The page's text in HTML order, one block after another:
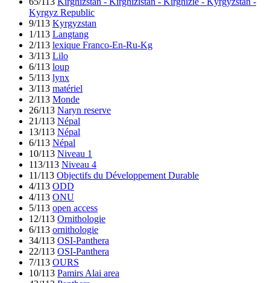
Kyrgyz Republic
9/113 Kyrgyzstan
1/113 Langtang
2/113 lexique Franco-En-Ru-Kg
3/113 Lilo
6/113 loup
5/113 lynx
3/113 matériel
2/113 Monde
26/113 Naryn reserve
21/113 Népal
13/113 Népal
6/113 Népal
10/113 Niveau 1
113/113 Niveau 4
11/113 Objectifs du Développement Durable
4/113 ODD
4/113 ONU
5/113 open access
12/113 Ornithologie
6/113 ornithologie
34/113 OSI-Panthera
22/113 OSI-Panthera
7/113 OURS
10/113 Pamirs Alai area